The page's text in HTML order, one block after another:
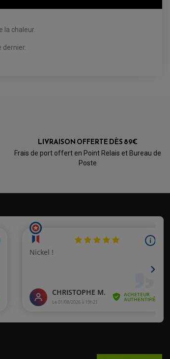
la chaleur.
LIVRAISON OFFERTE DÈS 89€
Frais de port offert en Point Relais et Bureau de
Poste